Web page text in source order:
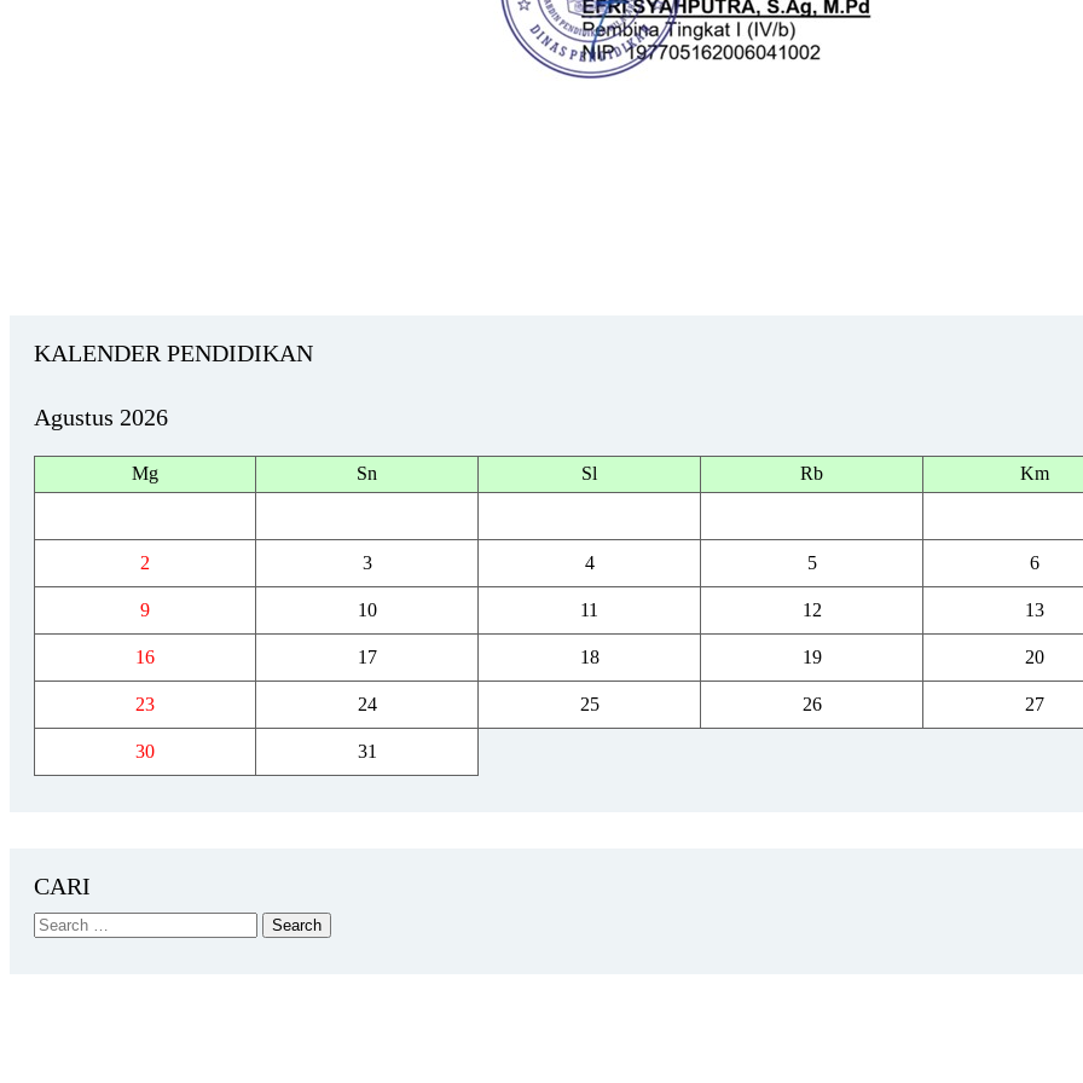
KALENDER PENDIDIKAN
Agustus 2026
Mg Sn Sl Rb Km
2 3 4 5 6
9 10 11 12 13
16 17 18 19 20
23 24 25 26 27
30 31
CARI